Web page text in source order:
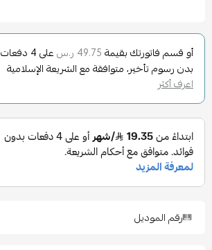
أو قسم فاتورتك بقيمة 49.75 ر.س على4 دفعات
بدون رسوم تأخير، متوافقة مع الشريعة الإسلامية
اعرف أكثر
رقم الموديل